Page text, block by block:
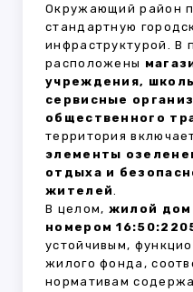
Окружающий район
стандартную
инфраструктурой. В
расположены
учреждения,
сервисные
общественного
территория
элементы
отдыха и
жителей.
В целом, жилой дом
номером
устойчивым,
жилого фонда,
нормативам